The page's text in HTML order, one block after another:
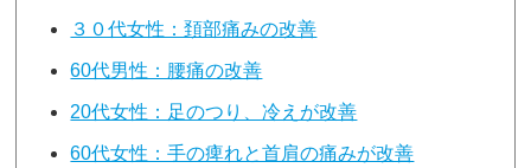
３０代女性：頚部痛みの改善
60代男性：腰痛の改善
20代女性：足のつり、冷えが改善
60代女性：手の痺れと首肩の痛みが改善